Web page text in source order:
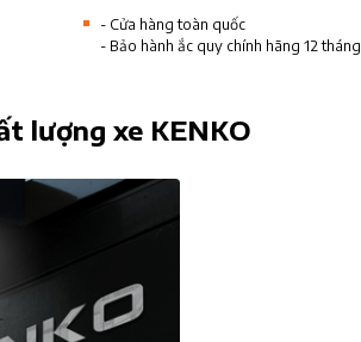
- Cửa hàng toàn quốc
- Bảo hành ắc quy chính hãng 12 tháng
lượng xe KENKO